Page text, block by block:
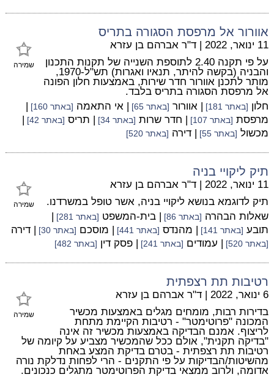
אוורור אל מרפסת הסגורה בתריס
שמירה
11 ינואר, 2022 | ד"ר אברהם בן עזרא
על פי תקנה 2.40 לתוספת השנייה של תקנות התכנון
והבניה (בקשה להיתר, תנאיו ואגרות) תש"ל-1970,
מותר לתכנן אוורור חדר שירות, באמצעות חלון הפונה
אל מרפסת הסגורה בתריס בלבד.
חלון [באתר 181] | אוורור [באתר 65] | אי התאמה [באתר 160]
|
מרפסת [באתר 107] | חדר שרות [באתר 34] | תריס [באתר 42]
|
מכשול [באתר 55] | דירה [באתר 520]
תיק ליקויי בניה
שמירה
11 ינואר, 2022 | ד"ר אברהם בן עזרא
תיק לדוגמא בנושא ליקויי בניה, אשר טופל במשרדנו.
שאלות הבהרה [באתר 86] | בית-המשפט [באתר 281]
|
תובע [באתר 141] | מהנדס [באתר 441] | מוסכם [באתר 30] | דירה
[באתר 520] | עמודים [באתר 241] | פסק דין [באתר 482]
רטיבות תת רצפתית
שמירה
6 ינואר, 2022 | ד"ר אברהם בן עזרא
בדירות רבות, מומחים מגלים באמצעות מכשיר
המכונה "פרוטימטר" - רטיבות הקיימת מתחת
לריצוף. אמנם הבדיקה באמצעות מכשיר זה אינה
"בדיקה תקנית", אולם ככל שהמכשיר מצביע על קיומה של
רטיבות תת רצפתית - בטרם בדיקת המצע באחת
מהשיטות/הבדיקות על פי התקנים - הרי לפחות נדלקת נורה
אדומה, ולרוב ממצאי בדיקת הפרוטימטר מתגלים כנכונים.